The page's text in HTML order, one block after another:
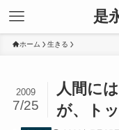
是
ホーム 生きる
人間に
が、ト
2009
7/25